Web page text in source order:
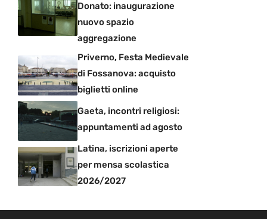
Donato: inaugurazione
nuovo spazio
aggregazione
Priverno, Festa Medievale
di Fossanova: acquisto
biglietti online
Gaeta, incontri religiosi:
appuntamenti ad agosto
Latina, iscrizioni aperte
per mensa scolastica
2026/2027